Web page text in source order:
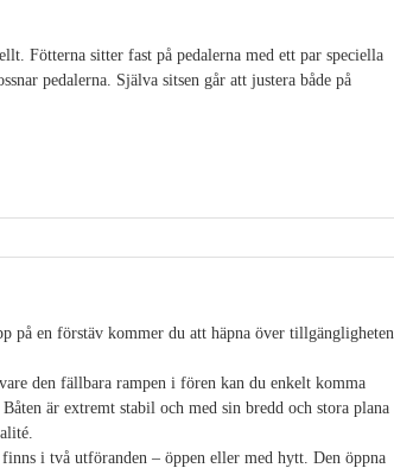
Fötterna sitter fast på pedalerna med ett par speciella
pedalerna. Själva sitsen går att justera både på
på en förstäv kommer du att häpna över tillgängligheten
den fällbara rampen i fören kan du enkelt komma
är extremt stabil och med sin bredd och stora plana
i två utföranden – öppen eller med hytt. Den öppna